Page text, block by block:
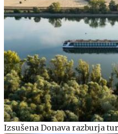
Izsušena Donava razburja